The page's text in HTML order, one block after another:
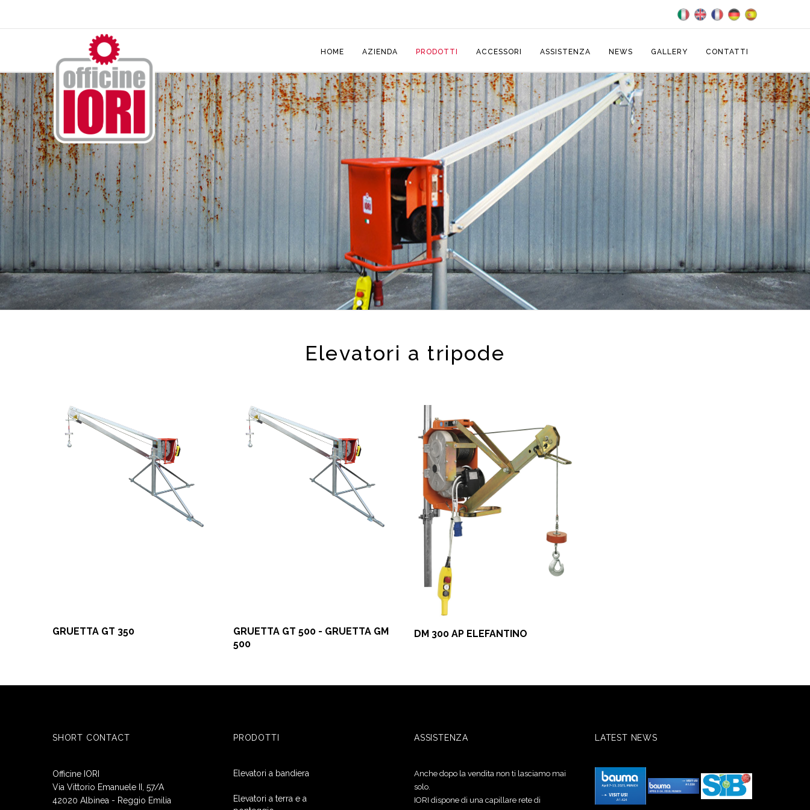
HOME AZIENDA PRODOTTI ACCESSORI ASSISTENZA NEWS GALLERY CONTATTI
Elevatori a tripode
GRUETTA GT 350
GRUETTA GT 500 - GRUETTA GM
500
DM 300 AP ELEFANTINO
SHORT CONTACT
Officine IORI
Via Vittorio Emanuele II, 57/A
42020 Albinea - Reggio Emilia
PRODOTTI
Elevatori a bandiera
Elevatori a terra e a
ASSISTENZA
Anche dopo la vendita non ti lasciamo mai
solo.
IORI dispone di una capillare rete di
LATEST NEWS